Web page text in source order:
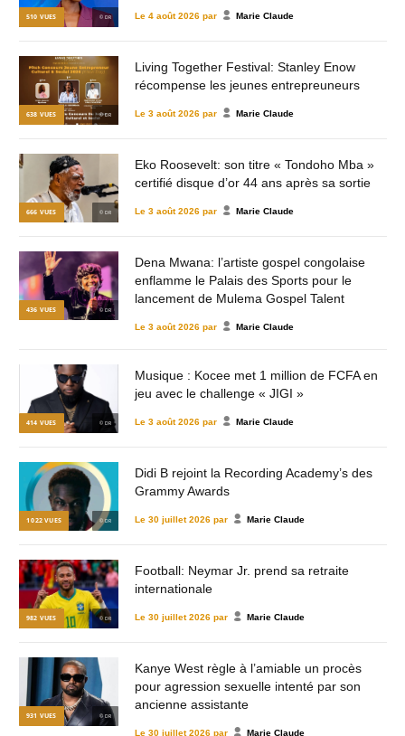
510 VUES © DR Le 4 août 2026 par Marie Claude
638 VUES © DR
Living Together Festival: Stanley Enow
récompense les jeunes entrepreuneurs
Le 3 août 2026 par Marie Claude
666 VUES © DR
Eko Roosevelt: son titre « Tondoho Mba »
certifié disque d’or 44 ans après sa sortie
Le 3 août 2026 par Marie Claude
436 VUES © DR
Dena Mwana: l’artiste gospel congolaise
enflamme le Palais des Sports pour le
lancement de Mulema Gospel Talent
Le 3 août 2026 par Marie Claude
414 VUES © DR
Musique : Kocee met 1 million de FCFA en
jeu avec le challenge « JIGI »
Le 3 août 2026 par Marie Claude
1 022 VUES © DR
Didi B rejoint la Recording Academy’s des
Grammy Awards
Le 30 juillet 2026 par Marie Claude
982 VUES © DR
Football: Neymar Jr. prend sa retraite
internationale
Le 30 juillet 2026 par Marie Claude
931 VUES © DR
Kanye West règle à l’amiable un procès
pour agression sexuelle intenté par son
ancienne assistante
Le 30 juillet 2026 par Marie Claude